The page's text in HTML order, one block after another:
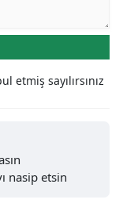
etmiş sayılırsınız
nasip etsin